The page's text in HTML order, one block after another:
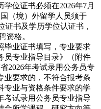
位证书必须在2026年7月
（境）外留学人员须于
证书及学历学位认证书，
资格。
毕业证书填写，专业要求
员专业指导目录》（附件
2026年考试录用公务员专
业要求的，不符合报考条
专业与资格条件要求的学
考试录用公务员专业指导